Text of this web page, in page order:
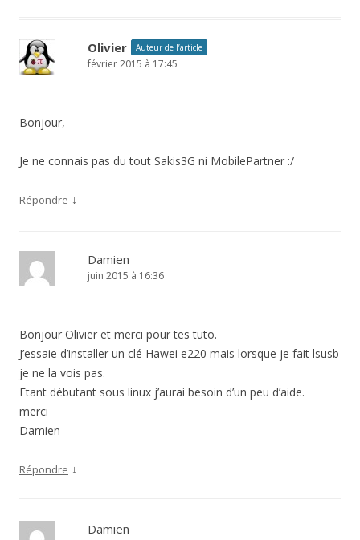
Olivier Auteur de l’article
février 2015 à 17:45
Bonjour,
Je ne connais pas du tout Sakis3G ni MobilePartner :/
Répondre ↓
Damien
juin 2015 à 16:36
Bonjour Olivier et merci pour tes tuto.
J’essaie d’installer un clé Hawei e220 mais lorsque je fait lsusb
je ne la vois pas.
Etant débutant sous linux j’aurai besoin d’un peu d’aide.
merci
Damien
Répondre ↓
Damien